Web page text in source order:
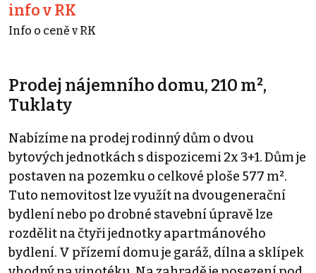
info v RK
Info o ceně v RK
Prodej nájemního domu, 210 m²,
Tuklaty
Nabízíme na prodej rodinný dům o dvou
bytových jednotkách s dispozicemi 2x 3+1. Dům je
postaven na pozemku o celkové ploše 577 m².
Tuto nemovitost lze využít na dvougenerační
bydlení nebo po drobné stavební úpravě lze
rozdělit na čtyři jednotky apartmánového
bydlení. V přízemí domu je garáž, dílna a sklípek